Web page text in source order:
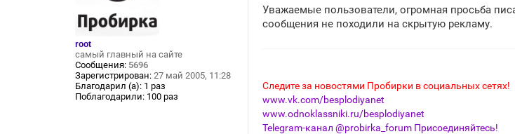
root
самый главный на сайте
Сообщения: 5696
Зарегистрирован: 27 май 2005, 11:28
Благодарил (а): 1 раз
Поблагодарили: 100 раз
б
щ
Уважаемые пользователи, огромная просьба
сообщения не походили на скрытую рекламу.
Следите за новостями Пробирки в социальных сетях!
www.vk.com/besplodiyanet
www.odnoklassniki.ru/besplodiyanet
Telegram-канал @probirka_forum Присоединяйтесь!